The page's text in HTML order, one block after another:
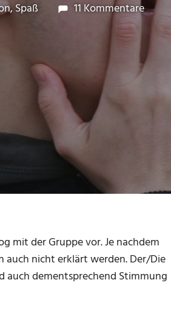
2017
,Spaß 11 Kommentare
mit der Gruppe vor. Je nachdem
auch nicht erklärt werden. Der/Die
auch dementsprechend Stimmung